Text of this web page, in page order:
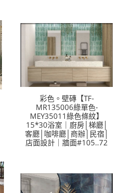
彩色。壁磚【TF-
MR135006綠單色-
MEY35011綠色條紋】
15*30浴室｜廚房│梯廳│
客廳│咖啡廳│商辦│民宿│
店面設計｜牆面#105..72